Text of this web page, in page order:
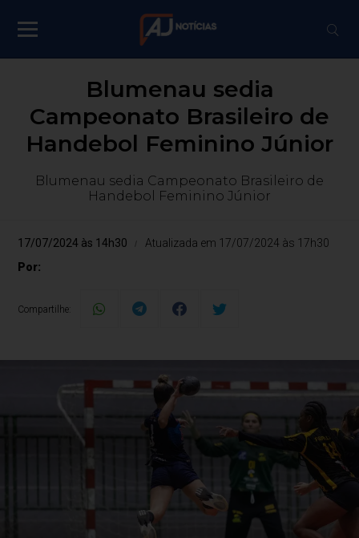
Blumenau sedia
Campeonato Brasileiro de
Handebol Feminino Júnior
Blumenau sedia Campeonato Brasileiro de
Handebol Feminino Júnior
17/07/2024 às 14h30
Atualizada em 17/07/2024 às 17h30
Por:
Compartilhe: